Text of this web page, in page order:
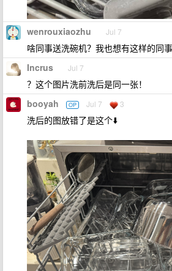
wenrouxiaozhu Jul 7
啥同事送洗碗机？我也想有这样的同事
Incrus Jul 7
？这个图片洗前洗后是同一张！
booyah OP Jul 7 3
洗后的图放错了是这个⬇️